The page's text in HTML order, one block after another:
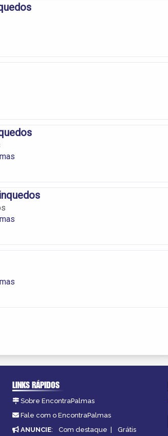
LINKS RÁPIDOS
Sobre EncontraPalmas
Fale com o EncontraPalmas
ANUNCIE: Com destaque | Grátis